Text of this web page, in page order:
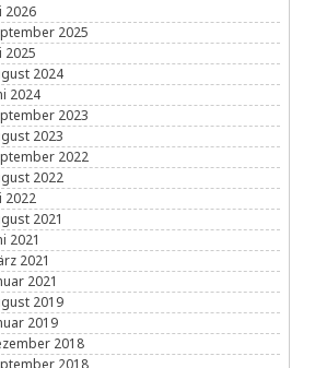
2026
2025
2025
2024
2024
2023
2023
2022
2022
2022
2021
2021
2021
2021
2019
2019
2018
2018